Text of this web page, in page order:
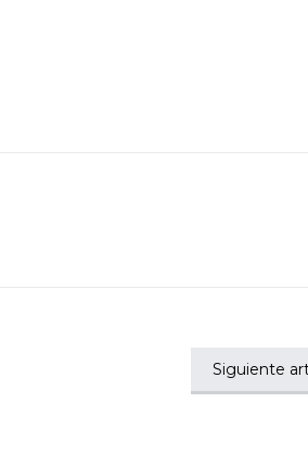
Siguiente